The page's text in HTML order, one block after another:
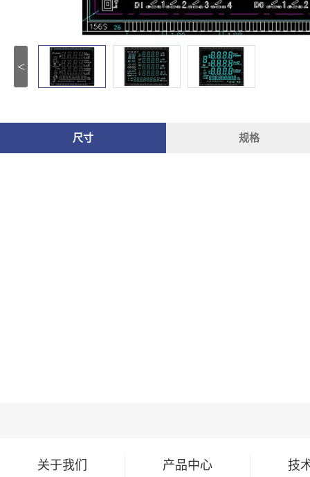
<
尺寸 规格
关于我们 产品中心 技